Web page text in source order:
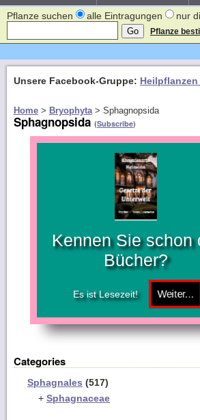
Pflanze suchen alle Eintragungen nur
Pflanze
Unsere Facebook-Gruppe:
Home > Bryophyta > Sphagnopsida
Sphagnopsida (Subscribe)
Kennen Sie schon
Bücher?
Es ist Lesezeit!
Categories
Sphagnales (517)
+ Sphagnaceae